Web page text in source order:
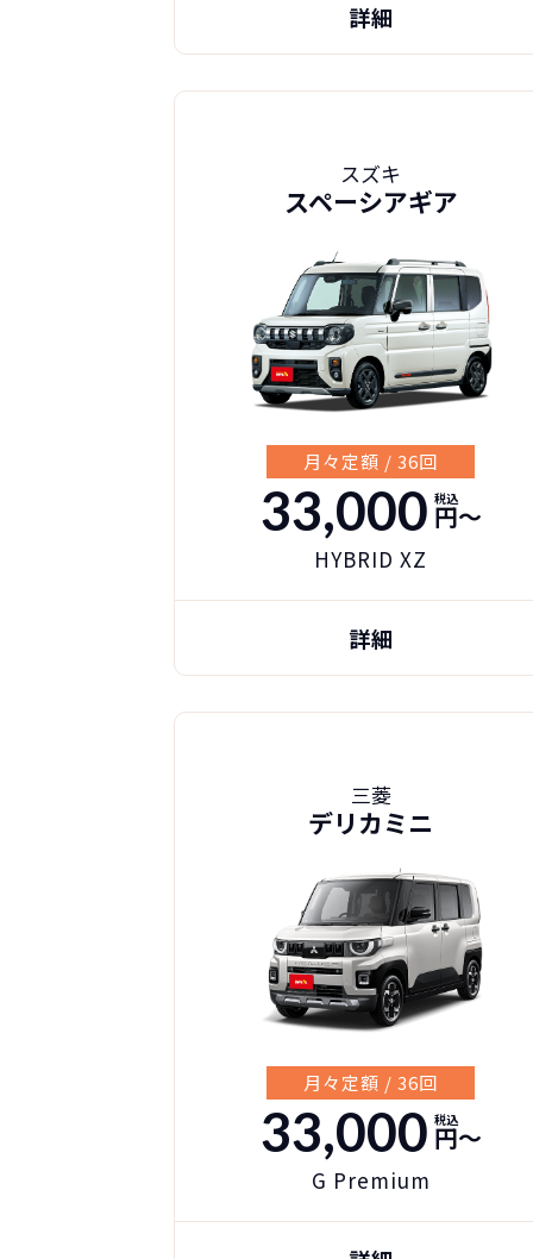
詳細
スズキ
スペーシアギア
月々定額 / 36回
33,000 税込
円〜
HYBRID XZ
詳細
三菱
デリカミニ
月々定額 / 36回
33,000 税込
円〜
G Premium